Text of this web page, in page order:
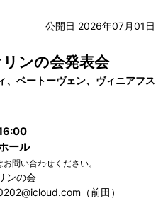
公開日 2026年07月01日
ンの会発表会
、ベートーヴェン、ヴィニアフス
ール
問い合わせください。
ンの会
（前田）